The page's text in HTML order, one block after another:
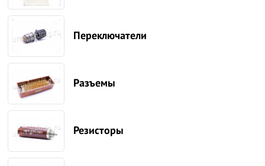
Переключатели
Разъемы
Резисторы